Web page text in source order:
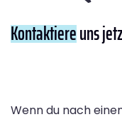
Kontaktiereuns
Wenn du nach